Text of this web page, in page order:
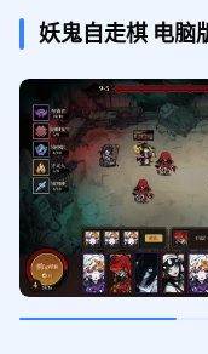
妖鬼自走棋 电脑